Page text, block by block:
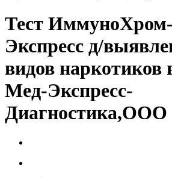
Тест
Экспресс д/
видов наркотиков
Мед-Экспресс-
Диагностика,ООО